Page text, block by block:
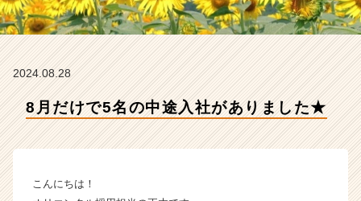
タ
ル
ム
ラ
ン】
2024.08.28
8月だけで5名の中途入社がありました★
こんにちは！